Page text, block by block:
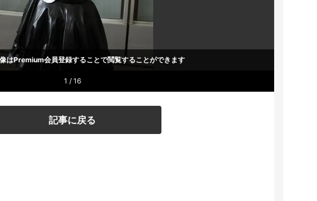
はPremium会員登録することで閲覧することができます
1 / 16
記事に戻る